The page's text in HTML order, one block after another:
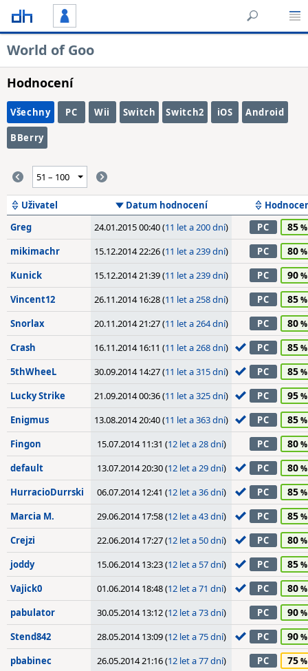
World of Goo
Hodnocení
Všechny PC Wii Switch Switch2 iOS Android
BBerry
Uživatel Datum hodnocení
Greg
24.01.2015 00:40 (11 let a 200 dní) PC 85
mikimachr 15.12.2014 22:26 (11 let a 239 dní) PC 80
Kunick 15.12.2014 21:39 (11 let a 239 dní) PC 90
Vincent12 26.11.2014 16:28 (11 let a 258 dní) PC 85
Snorlax 20.11.2014 21:27 (11 let a 264 dní) PC 80
Crash 16.11.2014 16:11 (11 let a 268 dní) PC 85
5thWheeL 30.09.2014 14:27 (11 let a 315 dní) PC 85
Lucky Strike 21.09.2014 00:36 (11 let a 325 dní) PC 95
Enigmus 13.08.2014 20:40 (11 let a 363 dní) PC 85
Fingon 15.07.2014 11:31 (12 let a 28 dní) PC 80
default 13.07.2014 20:30 (12 let a 29 dní) PC 80
HurracioDurrski 06.07.2014 12:41 (12 let a 36 dní) PC 85
Marcia M. 29.06.2014 17:58 (12 let a 43 dní) PC 85
Crejzi 22.06.2014 17:27 (12 let a 50 dní) PC 80
joddy 15.06.2014 13:23 (12 let a 57 dní) PC 85
Vajick0 01.06.2014 18:48 (12 let a 71 dní) PC 80
pabulator 30.05.2014 13:12 (12 let a 73 dní) PC 90
Stend842 28.05.2014 13:09 (12 let a 75 dní) PC 90
pbabinec 26.05.2014 21:16 (12 let a 77 dní) PC 75